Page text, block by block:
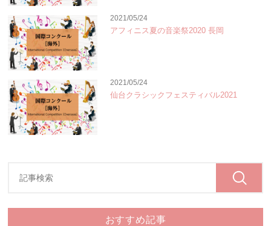
2021/05/24
アフィニス夏の音楽祭2020 長岡
2021/05/24
仙台クラシックフェスティバル2021
おすすめ記事